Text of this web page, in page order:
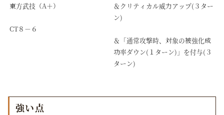
東方武技（A＋）
CT８－６
＆クリティカル威力アップ(３ター
ン)
＆「通常攻撃時、対象の被強化成
功率ダウン(１ターン)」を付与(３
ターン)
強い点